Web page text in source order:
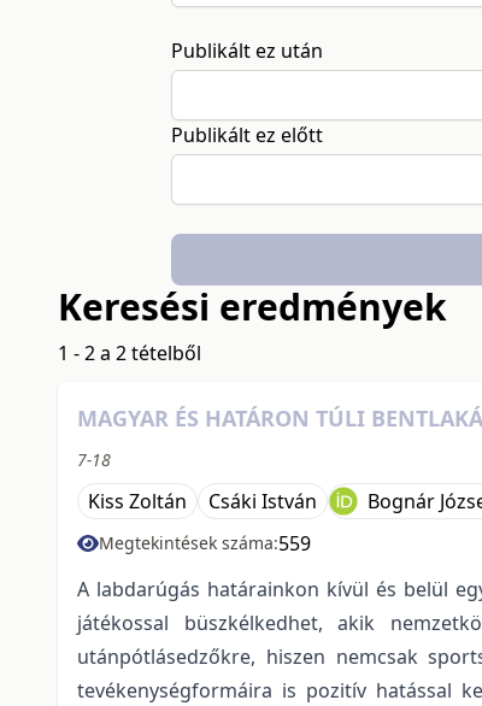
Publikált ez után
Publikált ez előtt
Keresési eredmények
1 - 2 a 2 tételből
MAGYAR ÉS HATÁRON TÚLI
7-18
Kiss Zoltán Csáki István Bognár
Megtekintések száma:559
A labdarúgás határainkon kívül és belül
játékossal büszkélkedhet, akik
utánpótlásedzőkre, hiszen nemcsak
tevékenységformáira is pozitív hatással